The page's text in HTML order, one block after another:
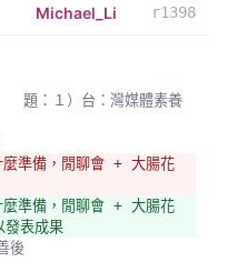
Michael_Li
r1398
準備，閒聊會 + 大腸花
準備，閒聊會 + 大腸花
發表成果
後